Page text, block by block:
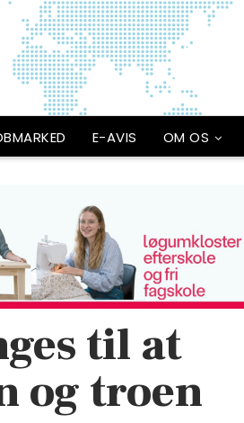
E-AVIS OM OS
til at
og troen